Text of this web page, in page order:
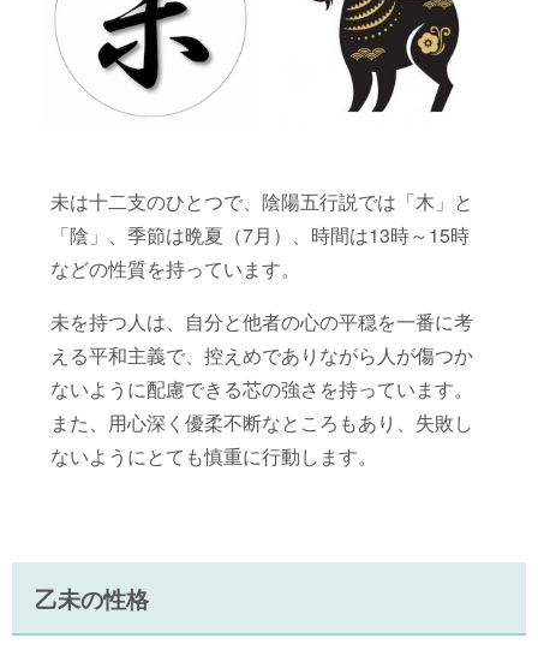
未は十二支のひとつで、陰陽五行説では「木」と
「陰」、季節は晩夏（7月）、時間は13時～15時
などの性質を持っています。
未を持つ人は、自分と他者の心の平穏を一番に考
える平和主義で、控えめでありながら人が傷つか
ないように配慮できる芯の強さを持っています。
また、用心深く優柔不断なところもあり、失敗し
ないようにとても慎重に行動します。
乙未の性格